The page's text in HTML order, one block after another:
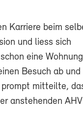
Karriere beim
und liess sich
eine Wohnung
Besuch ab und
prompt mitteilte,
anstehenden